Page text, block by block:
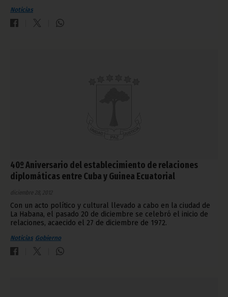
Noticias
40º Aniversario del establecimiento de relaciones
diplomáticas entre Cuba y Guinea Ecuatorial
diciembre 28, 2012
Con un acto político y cultural llevado a cabo en la ciudad de
La Habana, el pasado 20 de diciembre se celebró el inicio de
relaciones, acaecido el 27 de diciembre de 1972.
Noticias Gobierno